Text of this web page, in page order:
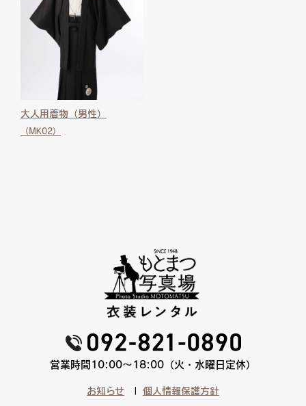
大人用着物（男性）
（MK02）
営業時間10:00〜18:00（火・水曜日定休）
お知らせ 個人情報保護方針